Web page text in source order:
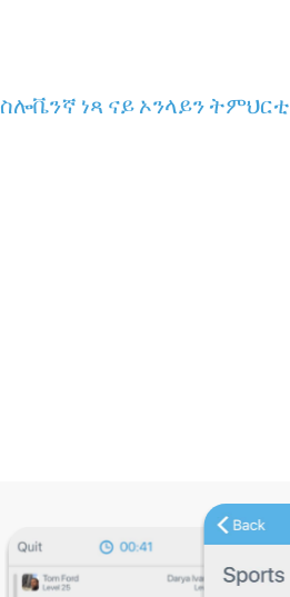
ስሎቬንኛ ነጻ ናይ ኦንላይን ትምህርቲ